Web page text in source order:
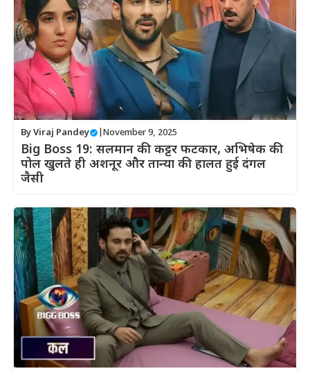
ByViraj Pandey November 9, 2025
Big Boss 19: सलमान की कट्टर फटकार, अभिषेक की
पोल खुलते ही अशनूर और तान्या की हालत हुई दंगल
जैसी